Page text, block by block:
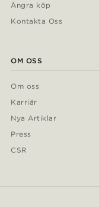
Ångra köp
Kontakta Oss
OM OSS
Om oss
Karriär
Nya Artiklar
Press
CSR